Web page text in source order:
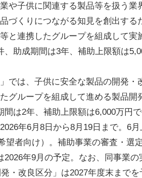
や子供に関連する製品等を扱う業
づくりにつながる知見を創出する
と連携したグループを組成して実
、助成期間は3年、補助上限額は
では、子供に安全な製品の開発・
グループを組成して進める製品開
は2年、補助上限額は6,000万円で
年6月8日から8月19日まで。6
望者向け）。補助事業の審査・選
2026年9月の予定。なお、同事業の
・改良区分」は2027年度末まで